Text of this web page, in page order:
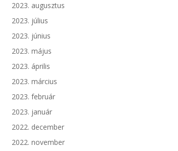
2023. augusztus
2023. július
2023. június
2023. május
2023. április
2023. március
2023. február
2023. január
2022. december
2022. november